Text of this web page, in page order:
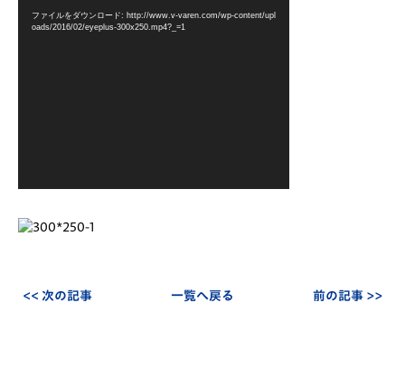
ファイルをダウンロード: http://www.v-varen.com/wp-content/upl
oads/2016/02/eyeplus-300x250.mp4?_=1
<< 次の記事 一覧へ戻る 前の記事 >>